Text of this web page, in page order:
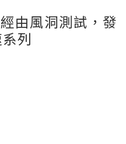
由風洞測試，發
列